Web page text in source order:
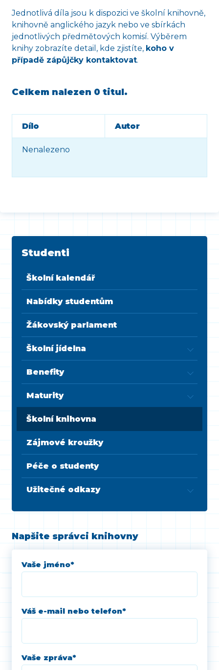
Jednotlivá díla jsou k dispozici ve školní knihovně,
knihovně anglického jazyk nebo ve sbírkách
jednotlivých předmětových komisí. Výběrem
knihy zobrazíte detail, kde zjistíte, koho v
případě zápůjčky kontaktovat.
Celkem nalezen 0 titul.
Dílo Autor
Nenalezeno
Studenti
Školní kalendář
Nabídky studentům
Žákovský parlament
Školní jídelna
Benefity
Maturity
Školní knihovna
Zájmové kroužky
Péče o studenty
Užitečné odkazy
Napšite správci knihovny
Vaše jméno*
Váš e-mail nebo telefon*
Vaše zpráva*